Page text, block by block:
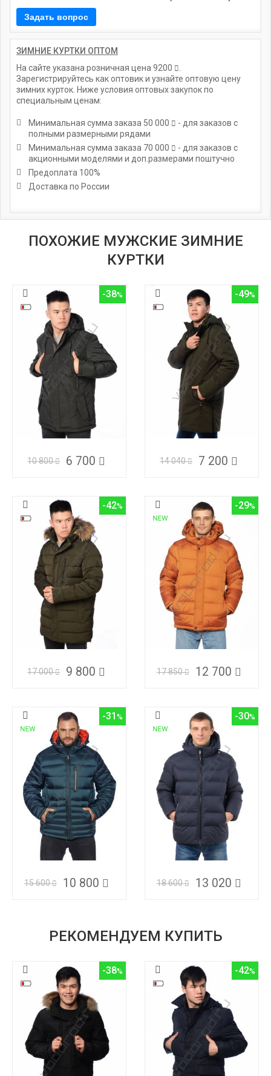
ЗИМНИЕ КУРТКИ ОПТОМ
На сайте указана розничная цена 9200
Зарегистрируйтесь как оптовик и узнайте оптовую цену
зимних курток. Ниже условия оптовых закупок по
специальным ценам:
Минимальная сумма заказа 50 000
- для заказов с
полными размерными рядами
Минимальная сумма заказа 70 000
- для заказов с
акционными моделями и доп.размерами поштучно
Предоплата 100%
Доставка по России
ПОХОЖИЕ МУЖСКИЕ ЗИМНИЕ
КУРТКИ
-38
10 800 6 700
-49
14 040 7 200
-42
17 000 9 800
-29
17 850 12 700
-31
15 600 10 800
-30
18 600 13 020
РЕКОМЕНДУЕМ КУПИТЬ
-38 -42